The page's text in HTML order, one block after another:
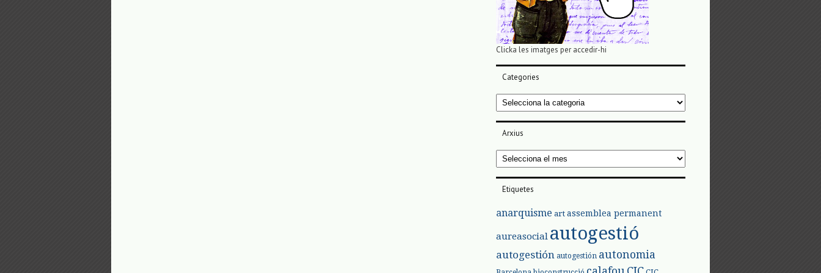
Clicka les imatges per accedir-hi
Categories
Categories
Arxius
Arxius
Etiquetes
anarquisme art assemblea permanent
aureasocial autogestió
autogestión autogestión autonomia